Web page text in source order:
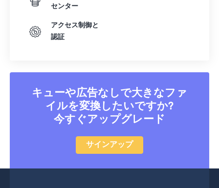
センター
アクセス制御と
認証
キューや広告なしで大きなファ
イルを変換したいですか?
今すぐアップグレード
サインアップ